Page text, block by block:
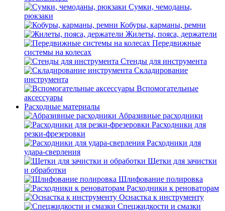
Сумки, чемоданы,
рюкзаки
Кобуры, карманы, ремни
Жилеты, пояса, держатели
Передвижные
системы на колесах
Стенды для инструмента
Складирование
инструмента
Вспомогательные
аксессуары
Расходные материалы
Абразивные расходники
Расходники для
резки-фрезеровки
Расходники для
удара-сверления
Щетки для зачистки
и обработки
Шлифование полировка
Расходники к реноваторам
Оснастка к инструменту
Спецжидкости и смазки